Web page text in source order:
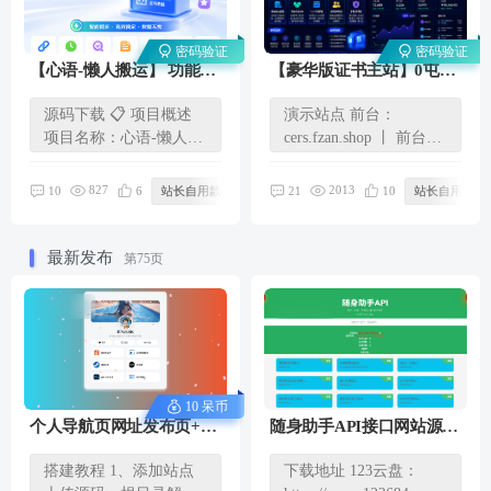
密码验证
【心语-懒人搬运】 功能部
以及自动搬运！
源码下载 📋 项目概述
项目名称：心语-懒人搬
述：...
10 827 6 站长自用款
密码验证
【豪华版证书主站】0屯货
系统，可自定义对接任意
证书站！
演示站点 前台：
cers.fzan.shop 丨 前台账
123456 后...
21 2013 10 站长自用款
最新发布 第75页
10 呆币
个人导航页网址发布页+音
搭建教程 1、添加站点
随身助手API接口网站源
下载地址 123云盘：